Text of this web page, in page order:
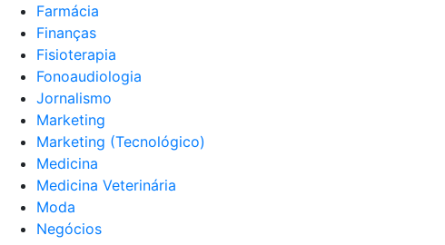
Farmácia
Finanças
Fisioterapia
Fonoaudiologia
Jornalismo
Marketing
Marketing (Tecnológico)
Medicina
Medicina Veterinária
Moda
Negócios